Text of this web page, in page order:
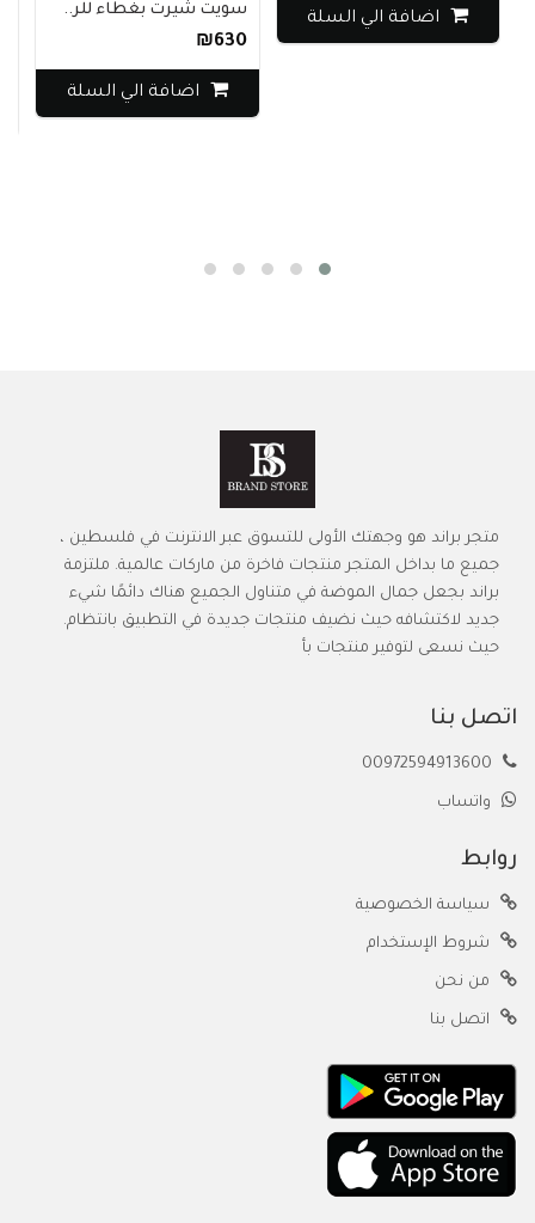
اضافة الي السلة سويت شيرت بغطاء للر..
₪630
اضافة الي السلة
متجر براند هو وجهتك الأولى للتسوق عبر الانترنت في فلسطين ،
جميع ما بداخل المتجر منتجات فاخرة من ماركات عالمية. ملتزمة
براند بجعل جمال الموضة في متناول الجميع هناك دائمًا شيء
جديد لاكتشافه حيث نضيف منتجات جديدة في التطبيق بانتظام.
حيث نسعى لتوفير منتجات بأ
اتصل بنا
واتساب
روابط
سياسة الخصوصية
شروط الإستخدام
من نحن
اتصل بنا